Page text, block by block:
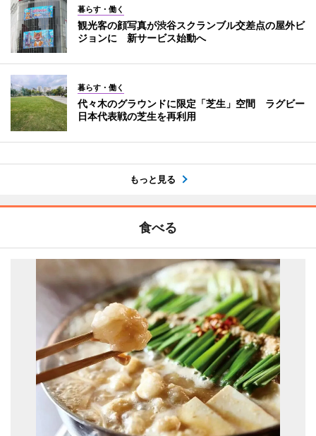
暮らす・働く
観光客の顔写真が渋谷スクランブル交差点の屋外ビ
ジョンに 新サービス始動へ
暮らす・働く
代々木のグラウンドに限定「芝生」空間 ラグビー
日本代表戦の芝生を再利用
もっと見る
食べる